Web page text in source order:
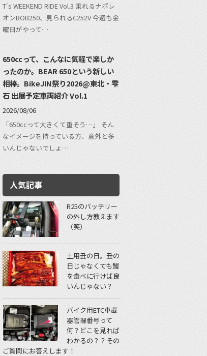
T's WEEKEND RIDE Vol.3 乗れるナポレ
オンBOB250、見られるC252V 今週も金
曜日がやって…
650ccって、こんなに気軽で楽しか
ったのか。BEAR 650という新しい
相棒。BikeJIN祭り2026@東北・雫
石 出展予定車両紹介 Vol.1
2026/08/06
「650ccって大きくて重そう…」 そん
なイメージを持っている方、意外と多
いんじゃないでしょ…
人気記事
R25のバッテリー
の外し方教えます
（笑）
土用丑の日。丑の
日じゃなくても鰻
を食べに行けば良
いんじゃない？
バイク用ETC車載
器管理番号って
何？どこを見れば
わかるの？？その
ご質問にお答えします！